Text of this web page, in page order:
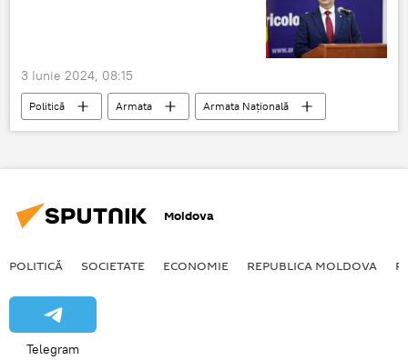
3 Iunie 2024, 08:15
Politică Armata
Armata Națională
radar
Anatolie Nosatîi
Moldova
POLITICĂ SOCIETATE ECONOMIE REPUBLICA MOLDOVA
Telegram